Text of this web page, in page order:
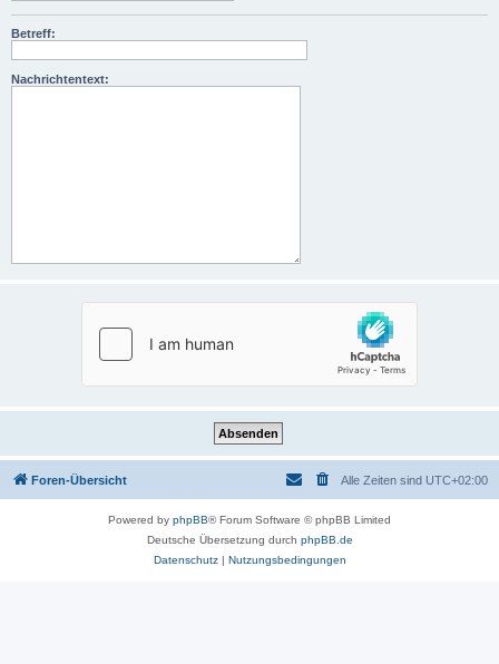
Betreff:
Nachrichtentext:
Foren-Übersicht Alle Zeiten sind UTC+02:00
Powered by phpBB® Forum Software © phpBB Limited
Deutsche Übersetzung durch phpBB.de
Datenschutz| Nutzungsbedingungen